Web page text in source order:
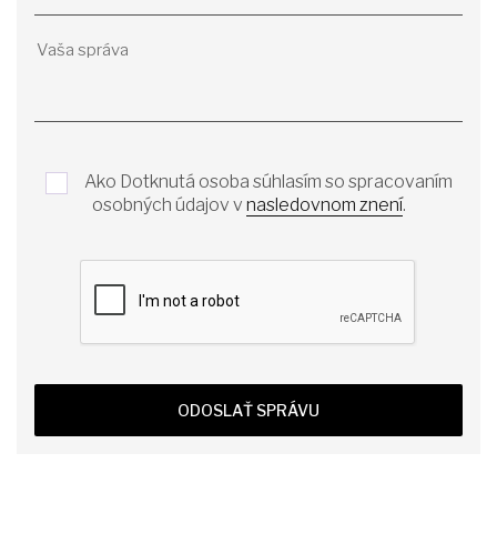
Ako Dotknutá osoba súhlasím so spracovaním
osobných údajov v nasledovnom znení.
ODOSLAŤ SPRÁVU